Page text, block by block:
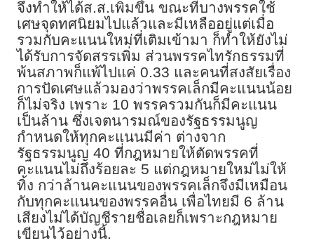
จึงทำให้ได้ส.ส.เพิ่มขึ้น ขณะที่บางพรรคใช้
เศษจุดทศนิยมไปแล้วและมีเหลืออยู่แต่เมื่อ
รวมกับคะแนนใหม่ที่เติมเข้ามา ก็ทำให้ยังไม่
ได้รับการจัดสรรเพิ่ม ส่วนพรรคไทรักธรรมที่
พ้นสภาพก็แพ้ไปแค่ 0.33 และคนที่สงสัยเรื่อง
การปัดเศษแล้วมองว่าพรรคเล็กมีคะแนนน้อย
ก็ไม่จริง เพราะ 10 พรรครวมกันก็มีคะแนน
เป็นล้าน ซึ่งเจตนารมณ์ของรัฐธรรมนูญ
กำหนดให้ทุกคะแนนมีค่า ต่างจาก
รัฐธรรมนูญ 40 ที่กฎหมายให้ตัดพรรคที่
คะแนนไม่ถึงร้อยละ 5 แต่กฎหมายใหม่ไม่ให้
ทิ้ง กว่าล้านคะแนนของพรรคเล็กจึงมีเหมือน
กับทุกคะแนนของพรรคอื่น เพื่อไทยมี 6 ล้าน
เสียงไม่ได้บัญชีรายชื่อเลยก็เพราะกฎหมาย
เขียนไว้อย่างนี้.